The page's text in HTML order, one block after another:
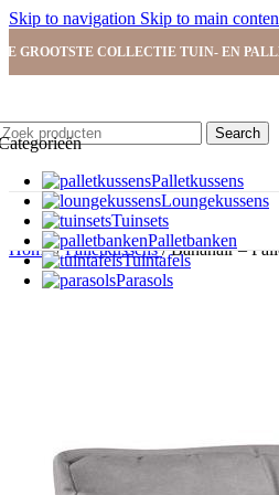
Skip to navigation Skip to main
GROOTSTE COLLECTIE TUIN- EN
Search
Palletkussens
Loungekussens
Tuinsets
Palletbanken
Tuintafels
Parasols
Home/ Palletkussens/ Bananair –